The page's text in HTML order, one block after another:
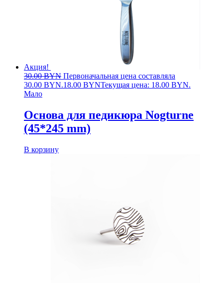
Акция!
30.00BYN Первоначальная цена составляла
30.00 BYN.18.00 BYNТекущая цена: 18.00 BYN.
Мало
Основа для педикюра Nogturne
(45*245 mm)
В корзину